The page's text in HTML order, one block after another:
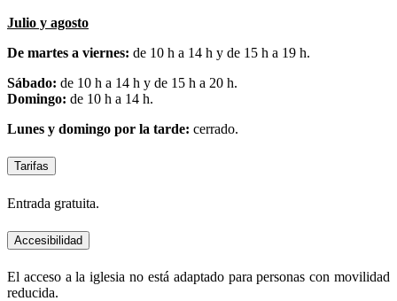
Julio y agosto
De martes a viernes: de 10 h a 14 h y de 15 h a 19 h.
Sábado: de 10 h a 14 h y de 15 h a 20 h.
Domingo: de 10 h a 14 h.
Lunes y domingo por la tarde: cerrado.
Tarifas
Entrada gratuita.
Accesibilidad
El acceso a la iglesia no está adaptado para personas con movilidad
reducida.